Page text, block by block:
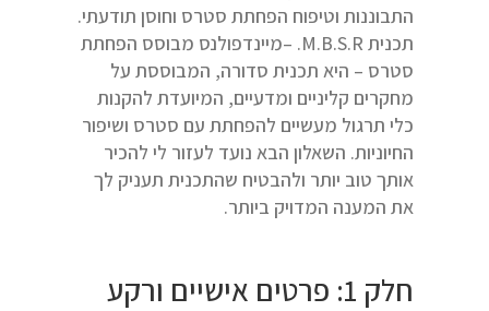
התבוננות וטיפוח הפחתת סטרס וחוסן תודעתי.
תכנית M.B.S.R. –מיינדפולנס מבוסס הפחתת
סטרס – היא תכנית סדורה, המבוססת על
מחקרים קליניים ומדעיים, המיועדת להקנות
כלי תרגול מעשיים להפחתת עם סטרס ושיפור
החיוניות. השאלון הבא נועד לעזור לי להכיר
אותך טוב יותר ולהבטיח שהתכנית תעניק לך
את המענה המדויק ביותר.
חלק 1: פרטים אישיים ורקע